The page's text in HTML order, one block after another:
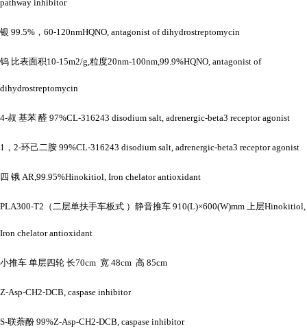
pathway inhibitor
银 99.5%，60-120nmHQNO, antagonist of dihydrostreptomycin
钨 比表面积10-15m2/g,粒度20nm-100nm,99.9%HQNO, antagonist of
dihydrostreptomycin
4-叔 基苯 醛 97%CL-316243 disodium salt, adrenergic-beta3 receptor agonist
1，2-环己二胺 99%CL-316243 disodium salt, adrenergic-beta3 receptor agonist
四 锇 AR,99.95%Hinokitiol, Iron chelator antioxidant
PLA300-T2（二层单扶手车板式 ）静音推车 910(L)×600(W)mm 上层Hinokitiol,
Iron chelator antioxidant
小推车 单层四轮 长70cm 宽 48cm 高 85cm
Z-Asp-CH2-DCB, caspase inhibitor
S-联萘酚 99%Z-Asp-CH2-DCB, caspase inhibitor